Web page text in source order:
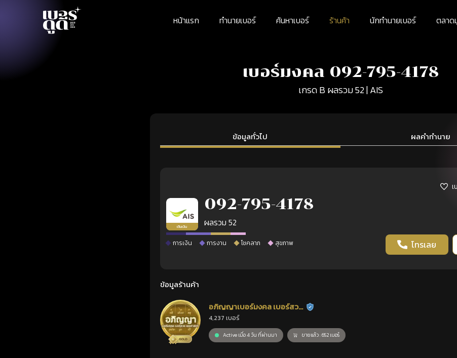
หน้าแรก ทำนายเบอร์ ค้นหาเบอร์ ร้านค้า นักทำนายเบอร์ ตลาด
เบอร์มงคล 092-795-4178
เกรด B ผลรวม 52 | AIS
ข้อมูลทั่วไป ผลคำทำนาย
เติมเงิน
092-795-4178
ผลรวม 52
การเงิน การงาน โชคลาภ สุขภาพ โทรเลย
ข้อมูลร้านค้า
อภิญญาเบอร์มงคล เบอร์สวย
เลขศาสตร์
ร้านยืนยันแล้ว
4,237 เบอร์
Active เมื่อ 4 วัน ที่ผ่านมา ขายแล้ว : 652 เบอร์